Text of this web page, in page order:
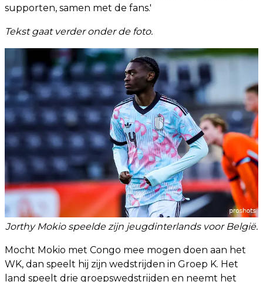
supporten, samen met de fans.'
Tekst gaat verder onder de foto.
Jorthy Mokio speelde zijn jeugdinterlands voor België.
Mocht Mokio met Congo mee mogen doen aan het
WK, dan speelt hij zijn wedstrijden in Groep K. Het
land speelt drie groepswedstrijden en neemt het